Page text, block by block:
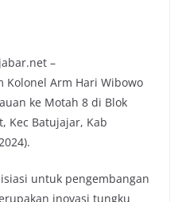
–
Kolonel Arm Hari Wibowo
ke Motah 8 di Blok
Kec Batujajar, Kab
untuk pengembangan
inovasi tungku